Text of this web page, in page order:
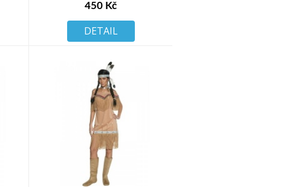
450 Kč
DETAIL